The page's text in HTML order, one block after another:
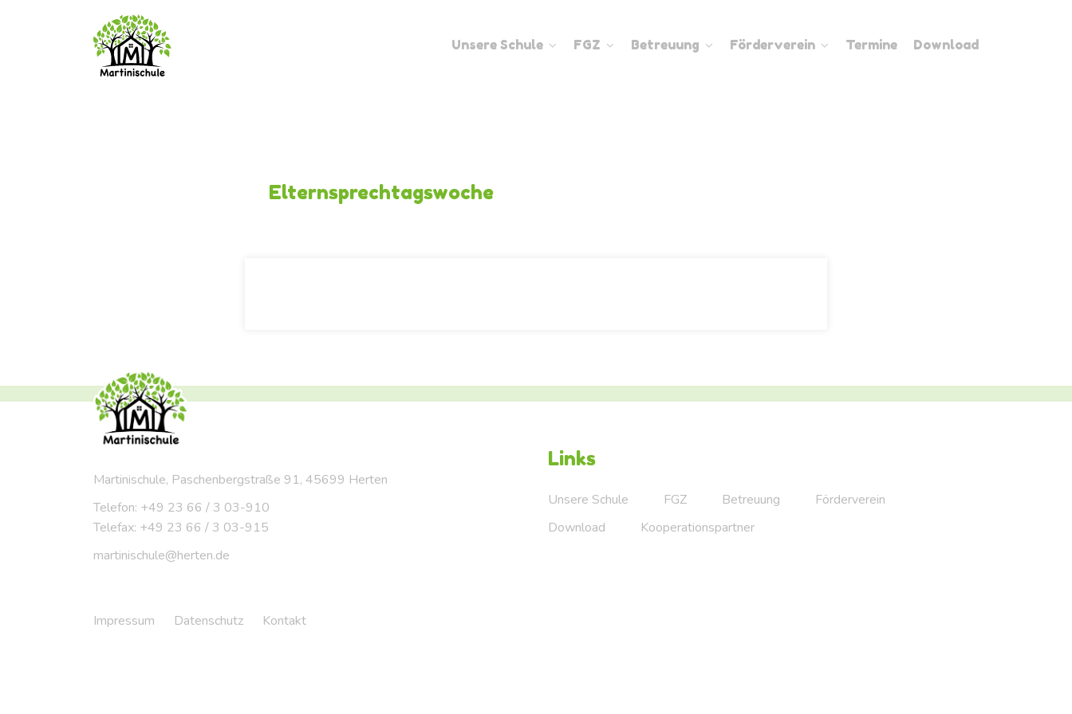
Unsere Schule FGZ Betreuung Förderverein Termine Download
Elternsprechtagswoche
Martinischule, Paschenbergstraße 91, 45699 Herten
Telefon: +49 23 66 / 3 03-910
Telefax: +49 23 66 / 3 03-915
martinischule@herten.de
Links
Unsere Schule FGZ Betreuung
Förderverein
Download
Kooperationspartner
Impressum Datenschutz Kontakt